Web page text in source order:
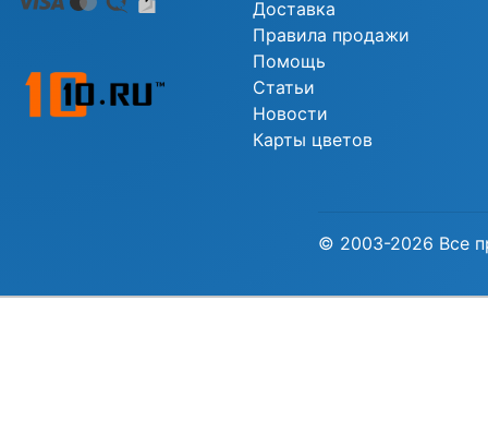
Доставка
Правила продажи
Помощь
Статьи
Новости
Карты цветов
© 2003-2026 Все